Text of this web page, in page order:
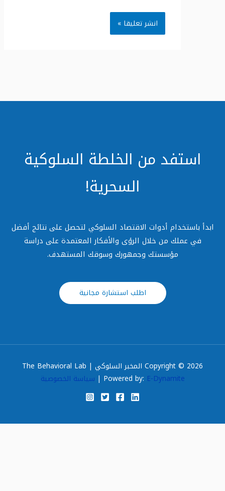
استفد من الخلطة السلوكية
السحرية!
باستخدام أدوات الاقتصاد السلوكي لتحصل على نتائج أفضل
في عملك من خلال الرؤى والأفكار المعتمدة على دراسة
مؤسستك وجمهورك وسوقك المستهدف.
اطلب استشارة مجانية
Copyright © 2026 المخبر السلوكي | The Behavioral Lab
Powered by:E-Dynamite
|سياسة الخصوصية